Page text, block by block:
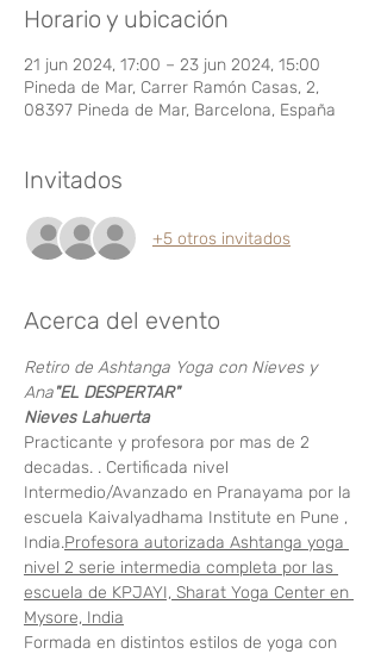
Horario y ubicación
21 jun 2024, 17:00 – 23 jun 2024, 15:00
Pineda de Mar, Carrer Ramón Casas, 2,
08397 Pineda de Mar, Barcelona, España
Invitados
+5 otros invitados
Acerca del evento
Retiro de Ashtanga Yoga con Nieves y
Ana"EL DESPERTAR"
Nieves Lahuerta
Practicante y profesora por mas de 2
decadas. . Certificada nivel
Intermedio/Avanzado en Pranayama por la
escuela Kaivalyadhama Institute en Pune ,
India.Profesora autorizada Ashtanga yoga
nivel 2 serie intermedia completa por las
escuela de KPJAYI, Sharat Yoga Center en
Mysore, India
Formada en distintos estilos de yoga con